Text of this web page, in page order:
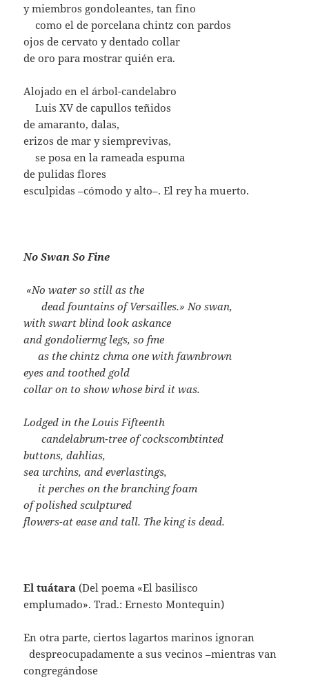
y miembros gondoleantes, tan fino
….como el de porcelana chintz con pardos
ojos de cervato y dentado collar
de oro para mostrar quién era.
Alojado en el árbol-candelabro
….Luis XV de capullos teñidos
de amaranto, dalas,
erizos de mar y siemprevivas,
….se posa en la rameada espuma
de pulidas flores
esculpidas –cómodo y alto–. El rey ha muerto.
No Swan So Fine
«No water so still as the
……dead fountains of Versailles.» No swan,
with swart blind look askance
and gondoliermg legs, so fme
…..as the chintz chma one with fawnbrown
eyes and toothed gold
collar on to show whose bird it was.
Lodged in the Louis Fifteenth
……candelabrum-tree of cockscombtinted
buttons, dahlias,
sea urchins, and everlastings,
it perches on the branching foam
of polished sculptured
flowers-at ease and tall. The king is dead.
El tuátara (Del poema «El basilisco
emplumado». Trad.: Ernesto Montequin)
En otra parte, ciertos lagartos marinos ignoran
..despreocupadamente a sus vecinos –mientras van
congregándose